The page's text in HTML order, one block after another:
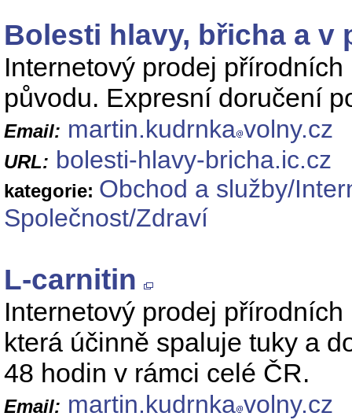
Bolesti hlavy, břicha a v
Internetový prodej
původu. Expresní doručení
Email: martin.kudrnka volny.cz
URL: bolesti-hlavy-bricha.ic.cz
kategorie: Obchod a služby/
Společnost/Zdraví
L-carnitin
Internetový prodej
která účinně spaluje tuky a
48 hodin v rámci celé ČR.
Email: martin.kudrnka volny.cz